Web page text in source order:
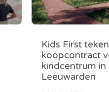
Kids First
koopcontract
kindcentrum in
Leeuwarden